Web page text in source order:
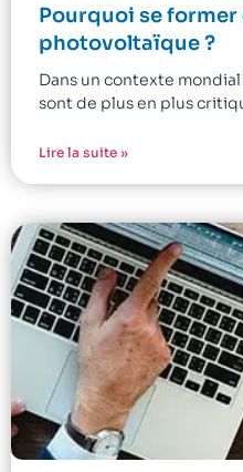
Pourquoi se
photovoltaïque ?
Dans un contexte
sont de plus en plus
Lire la suite »